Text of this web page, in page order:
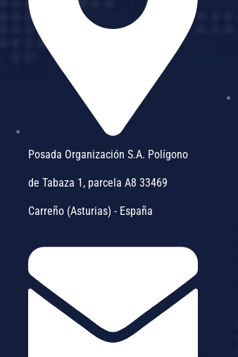
Posada Organización S.A. Polígono
de Tabaza 1, parcela A8 33469
Carreño (Asturias) - España